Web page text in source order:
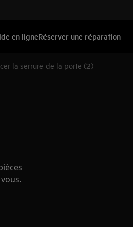
en ligneRéserver une réparation
la serrure de la porte (2)